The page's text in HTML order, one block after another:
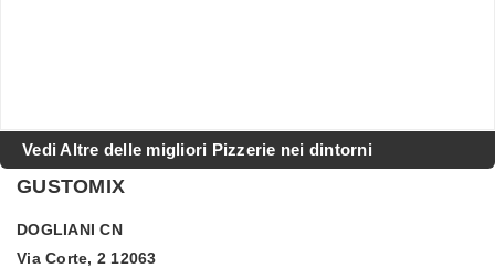
Vedi Altre delle migliori Pizzerie nei dintorni
GUSTOMIX
DOGLIANI CN
Via Corte, 2 12063